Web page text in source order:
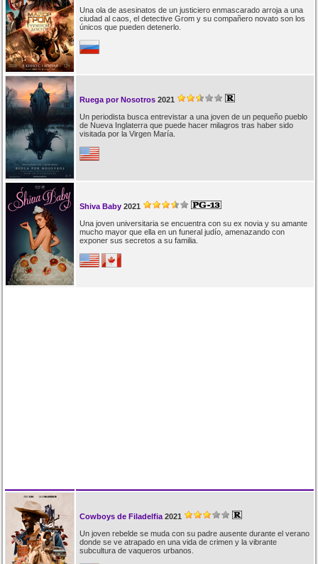
Una ola de asesinatos de un justiciero enmascarado arroja a una
ciudad al caos, el detective Grom y su compañero novato son los
únicos que pueden detenerlo.
Ruega por Nosotros 2021
Un periodista busca entrevistar a una joven de un pequeño pueblo
de Nueva Inglaterra que puede hacer milagros tras haber sido
visitada por la Virgen María.
Shiva Baby 2021
Una joven universitaria se encuentra con su ex novia y su amante
mucho mayor que ella en un funeral judío, amenazando con
exponer sus secretos a su familia.
Cowboys de Filadelfia 2021
Un joven rebelde se muda con su padre ausente durante el verano
donde se ve atrapado en una vida de crimen y la vibrante
subcultura de vaqueros urbanos.